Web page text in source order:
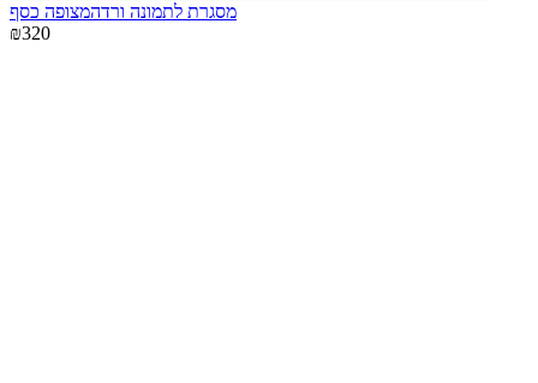
מסגרת לתמונה ורדהמצופה כסף
₪320